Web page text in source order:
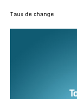
Taux de change